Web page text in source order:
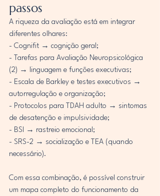
passos
A riqueza da avaliação está em integrar
diferentes olhares:
- Cognifit → cognição geral;
- Tarefas para Avaliação Neuropsicológica
(2) → linguagem e funções executivas;
- Escala de Barkley e testes executivos →
autorregulação e organização;
- Protocolos para TDAH adulto → sintomas
de desatenção e impulsividade;
- BSI → rastreio emocional;
- SRS-2 → socialização e TEA (quando
necessário).
Com essa combinação, é possível construir
um mapa completo do funcionamento da